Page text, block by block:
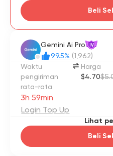
✅ Akses Gemini 2.5 Deep
✅ NotebookLM
✅ Akun dapat diperpanjang
✅ Garansi: 1 bulan
💎 Jika Anda puas, mohon
Terima kasih!
📌 Catatan khusus untuk
* Toko tidak bertanggung
Beli
Gemini Ai Pro IV
99.5% (1,962)
Waktu
pengiriman
rata-rata
3h 59min
Login Top Up
Harga
$4.70
Beli
Lihat